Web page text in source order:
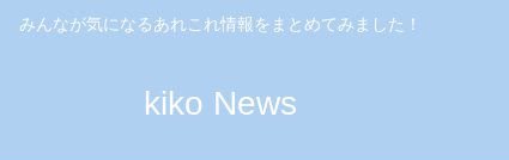
みんなが気になるあれこれ情報をまとめてみました！
kiko News